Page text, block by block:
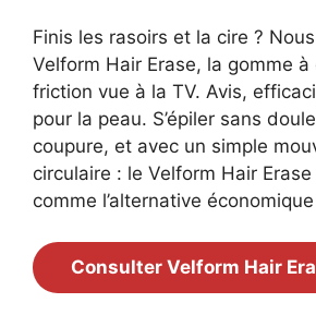
Finis les rasoirs et la cire ?
Velform Hair Erase, la gomme à
friction vue à la TV. Avis,
pour la peau. S’épiler sans
coupure, et avec un simple
circulaire : le Velform Hair Erase
comme l’alternative
Consulter Velform Hair